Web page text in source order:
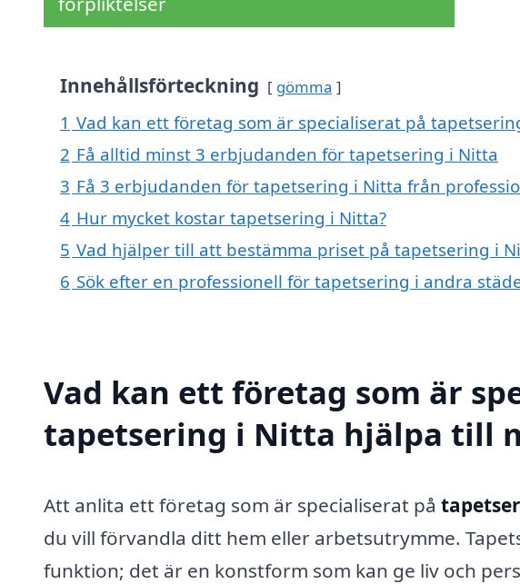
Innehållsförteckning gömma
1 Vad kan ett företag som är specialiserat på
2 Få alltid minst 3 erbjudanden för tapetsering i Nitta
3 Få 3 erbjudanden för tapetsering i Nitta från
4 Hur mycket kostar tapetsering i Nitta?
5 Vad hjälper till att bestämma priset på tapetsering i
6 Sök efter en professionell för tapetsering i andra
Vad kan ett företag som är
tapetsering i Nitta hjälpa till
Att anlita ett företag som är specialiserat på
du vill förvandla ditt hem eller arbetsutrymme.
funktion; det är en konstform som kan ge liv och